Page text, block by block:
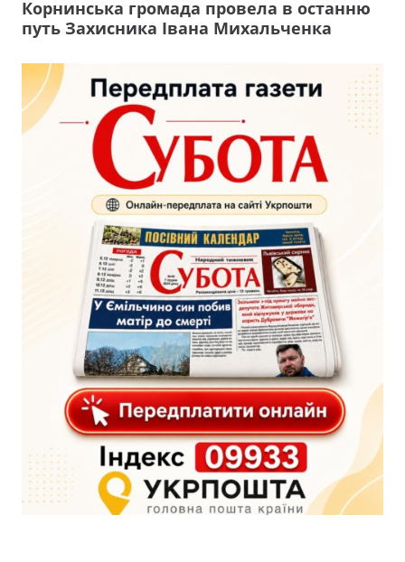
Корнинська громада провела в останню
путь Захисника Івана Михальченка